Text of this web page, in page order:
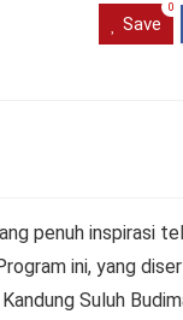
Save
0
penuh inspirasi
ini, yang
Suluh